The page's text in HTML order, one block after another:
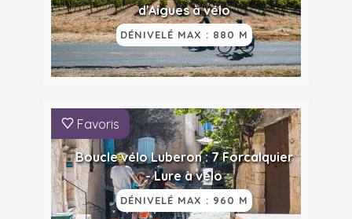
d'Aigues à vélo
DÉNIVELÉ MAX : 880 M
Favoris
Boucle vélo Luberon : 7 Forcalquier
- Lure à vélo
DÉNIVELÉ MAX : 960 M